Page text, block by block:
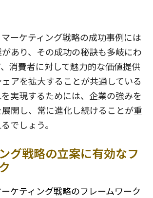
ーケティング戦略の成功事例には
あり、その成功の秘訣も多岐にわ
消費者に対して魅力的な価値提供
アを拡大することが共通している
実現するためには、企業の強みを
開し、常に進化し続けることが重
でしょう。
グ戦略の立案に有効なフ
ケティング戦略のフレームワーク